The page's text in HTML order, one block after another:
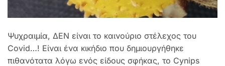
Ψυχραιμία, ΔΕΝ είναι το καινούριο στέλεχος του
Covid…! Είναι ένα κικήδιο που δημιουργήθηκε
πιθανότατα λόγω ενός είδους σφήκας, το Cynips